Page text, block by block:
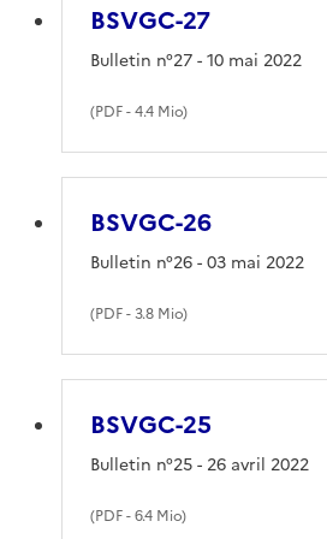
BSVGC-27
(PDF- 4.4 Mio)
Bulletin n°27 - 10 mai 2022
BSVGC-26
(PDF- 3.8 Mio)
Bulletin n°26 - 03 mai 2022
BSVGC-25
(PDF- 6.4 Mio)
Bulletin n°25 - 26 avril 2022